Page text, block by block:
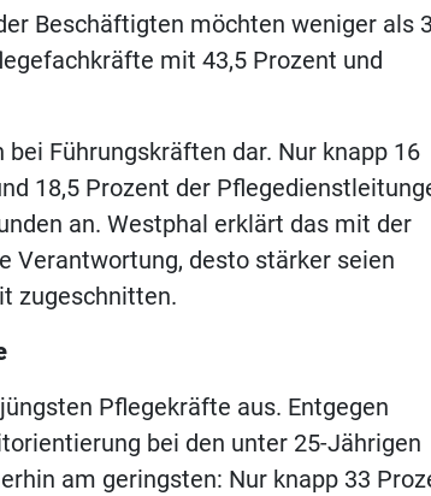
Beschäftigten möchten weniger als
mit 43,5 Prozent und
Führungskräften dar. Nur knapp 16
18,5 Prozent der
an. Westphal erklärt das mit der
Verantwortung, desto stärker seien
zugeschnitten.
Pflegekräfte aus. Entgegen
bei den unter 25-Jährigen
am geringsten: Nur knapp 33